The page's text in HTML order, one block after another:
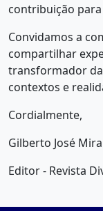
contribuição
Convidamos a
compartilhar
transformador
contextos e
Cordialmente,
Gilberto José
Editor - Revista